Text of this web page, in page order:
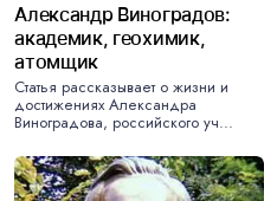
Александр Виноградов:
академик, геохимик,
атомщик
Статья рассказывает о жизни и
достижениях Александра
Виноградова, российского уч...